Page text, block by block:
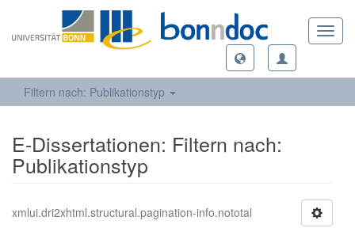
Filtern nach: Publikationstyp
E-Dissertationen: Filtern nach:
Publikationstyp
xmlui.dri2xhtml.structural.pagination-info.nototal